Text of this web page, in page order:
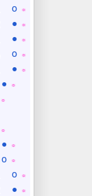
☼
o
☼
●
☼
●
☼
o
☼
●
☼
●
☼
☼
☼
●
☼
o
☼
o
☼
●